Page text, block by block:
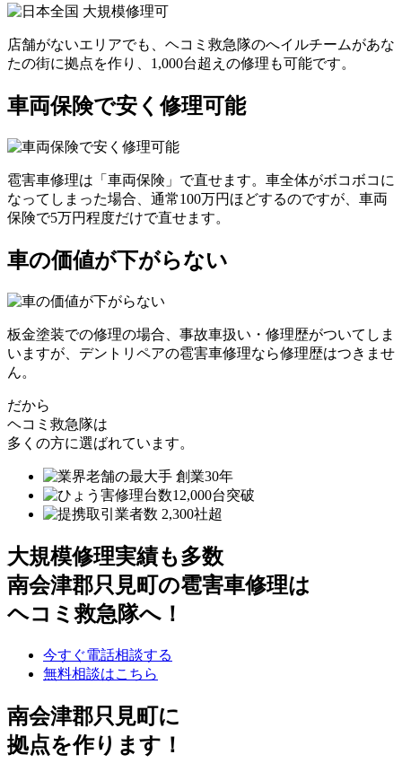
店舗がないエリアでも、ヘコミ救急隊のへイルチームがあな
たの街に拠点を作り、1,000台超えの修理も可能です。
車両保険で安く修理可能
雹害車修理は「車両保険」で直せます。車全体がボコボコに
なってしまった場合、通常100万円ほどするのですが、車両
保険で5万円程度だけで直せます。
車の価値が下がらない
板金塗装での修理の場合、事故車扱い・修理歴がついてしま
いますが、デントリペアの雹害車修理なら修理歴はつきませ
ん。
だから
ヘコミ救急隊は
多くの方に選ばれています。
大規模修理実績も多数
南会津郡只見町の雹害車修理は
ヘコミ救急隊へ！
今すぐ電話相談する
無料相談はこちら
南会津郡只見町に
拠点を作ります！